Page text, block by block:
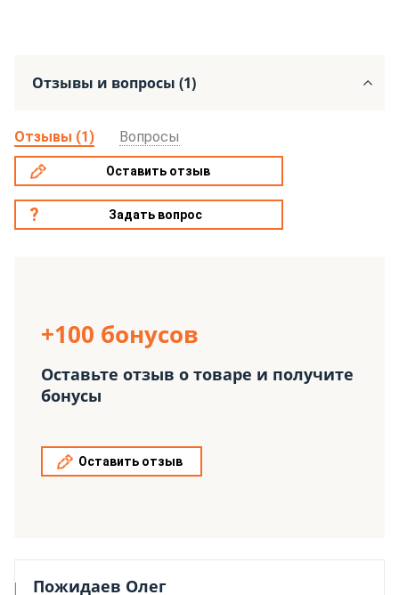
Отзывы и вопросы (1)
Отзывы (1) Вопросы
Оставить отзыв
Задать вопрос
+100 бонусов
Оставьте отзыв о товаре и получите
бонусы
Оставить отзыв
Пожидаев Олег